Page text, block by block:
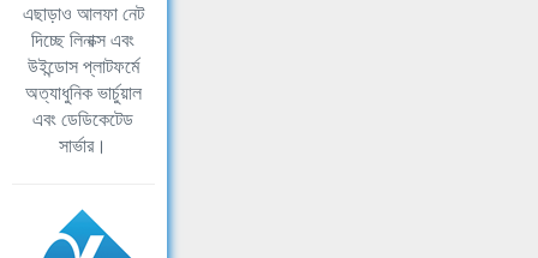
এছাড়াও আলফা নেট
দিচ্ছে লিনাক্স এবং
উইন্ডোস প্লাটফর্মে
অত্যাধুনিক ভার্চুয়াল
এবং ডেডিকেটেড
সার্ভার।